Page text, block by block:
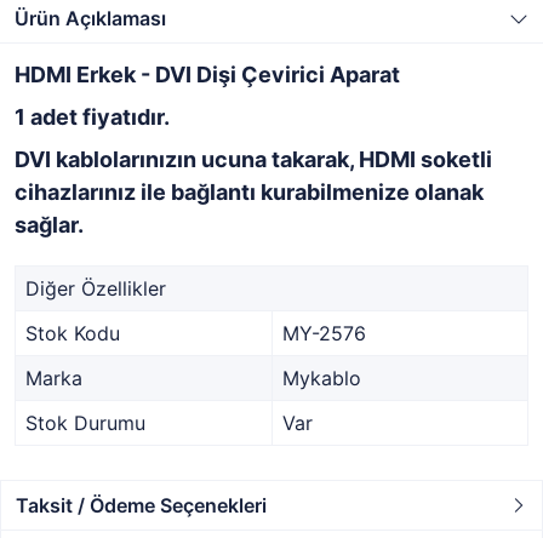
Ürün Açıklaması
HDMI Erkek - DVI Dişi Çevirici Aparat
1 adet fiyatıdır.
DVI kablolarınızın ucuna takarak, HDMI soketli
cihazlarınız ile bağlantı kurabilmenize olanak
sağlar.
Diğer Özellikler
Stok Kodu
MY-2576
Marka
Mykablo
Stok Durumu
Var
Taksit / Ödeme Seçenekleri